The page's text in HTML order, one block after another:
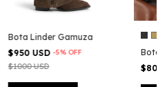
Bota Linder Gamuza
$950 USD-5% OFF
$1000 USD
Bota
$800